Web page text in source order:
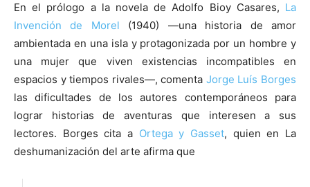
En el prólogo a la novela de Adolfo Bioy Casares, La
Invención de Morel (1940) —una historia de amor
ambientada en una isla y protagonizada por un hombre y
una mujer que viven existencias incompatibles en
espacios y tiempos rivales—, comenta Jorge Luís Borges
las dificultades de los autores contemporáneos para
lograr historias de aventuras que interesen a sus
lectores. Borges cita a Ortega y Gasset, quien en La
deshumanización del arte afirma que